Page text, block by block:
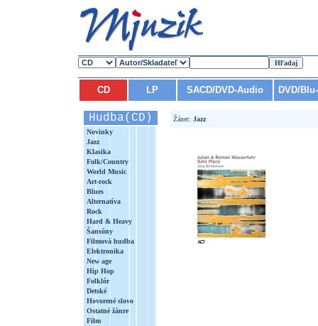
CD LP SACD/DVD-Audio DVD/
Hudba(CD)
Novinky
Jazz
Klasika
Folk/Country
World Music
Art-rock
Blues
Alternatíva
Rock
Hard & Heavy
Šansóny
Filmová hudba
Elektronika
New age
Hip Hop
Folklór
Detské
Hovorené slovo
Ostatné žánre
Film
Žáner: Jazz